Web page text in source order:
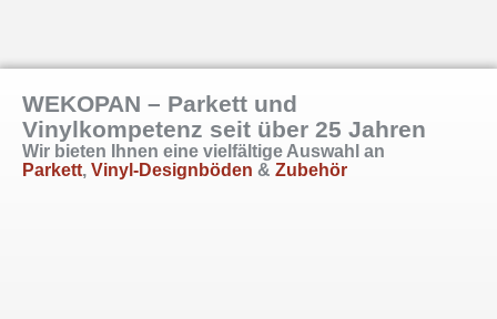
WEKOPAN – Parkett und
Vinylkompetenz seit über 25 Jahren
Wir bieten Ihnen eine vielfältige Auswahl an
Parkett, Vinyl-Designböden & Zubehör